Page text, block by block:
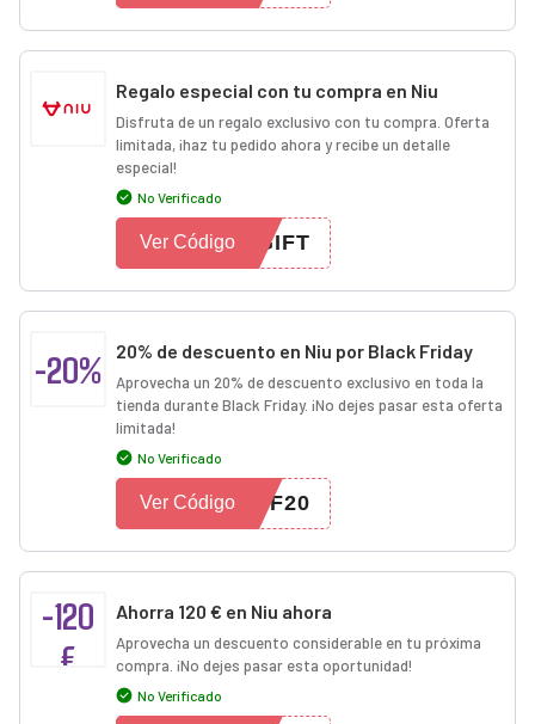
Regalo especial con tu compra en Niu
Disfruta de un regalo exclusivo con tu compra. Oferta
limitada, ¡haz tu pedido ahora y recibe un detalle
especial!
No Verificado
GIFT
Ver Código
-20% 20% de descuento en Niu por Black Friday
Aprovecha un 20% de descuento exclusivo en toda la
tienda durante Black Friday. ¡No dejes pasar esta oferta
limitada!
No Verificado
BF20
Ver Código
-120
€
Ahorra 120 € en Niu ahora
Aprovecha un descuento considerable en tu próxima
compra. ¡No dejes pasar esta oportunidad!
No Verificado